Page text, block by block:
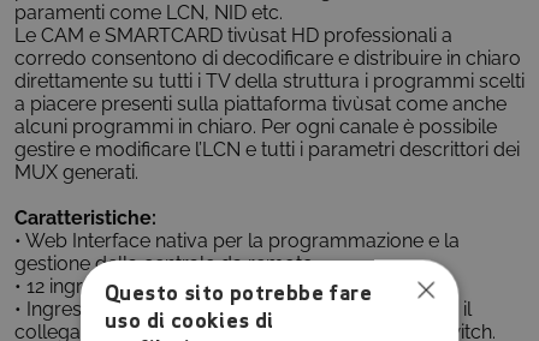
paramenti come LCN, NID etc.
Le CAM e SMARTCARD tivùsat HD professionali a
corredo consentono di decodificare e distribuire in chiaro
direttamente su tutti i TV della struttura i programmi scelti
a piacere presenti sulla piattaforma tivùsat come anche
alcuni programmi in chiaro. Per ogni canale è possibile
gestire e modificare l’LCN e tutti i parametri descrittori dei
MUX generati.
Caratteristiche:
• Web Interface nativa per la programmazione e la
gestione della centrale da remoto.
• 12 ingressi SAT | 12 transponders.
• Ingressi configurabili in SCD2/dCSS o legacy per il
collegamento diretto ad un LNB dCSS o a multiswitch.
Questo sito potrebbe fare
uso di cookies di